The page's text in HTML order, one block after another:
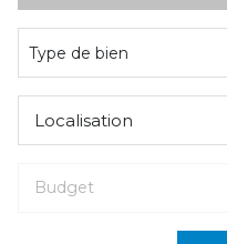
De l'immo pro
Type de bien
Localisation
Budget